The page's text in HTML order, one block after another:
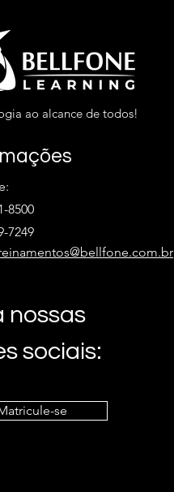
ao alcance de todos!
8500
7249
nossas
sociais:
se